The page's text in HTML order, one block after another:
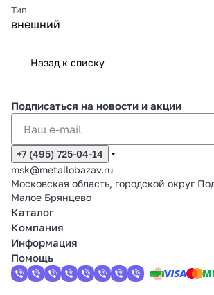
Тип
внешний
Назад к списку
Подписаться на новости и акции
+7 (495) 725-04-14
msk@metallobazav.ru
Московская область, городской округ
Малое Брянцево
Каталог
Компания
Информация
Помощь